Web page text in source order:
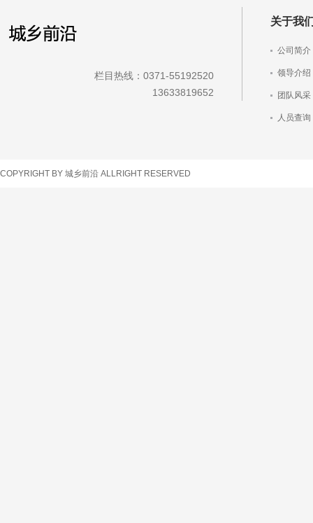
栏目热线：0371-55192520
13633819652
关于我
公司简介
领导介绍
团队风采
人员查询
COPYRIGHT BY 城乡前沿 ALLRIGHT RESERVED